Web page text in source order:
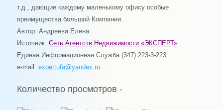
т.д., дающие каждому маленькому офису особые
преимущества большой Компании.
Автор: Андреева Елена
Источник: Сеть Агентств Недвижимости «ЭКСПЕРТ»
Единая Информационная Служба (347) 223-3-223
e-mail : expertufa@yandex.ru
Количество просмотров -